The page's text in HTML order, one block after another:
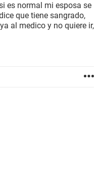
es normal mi esposa se
que tiene sangrado,
al medico y no quiere ir,